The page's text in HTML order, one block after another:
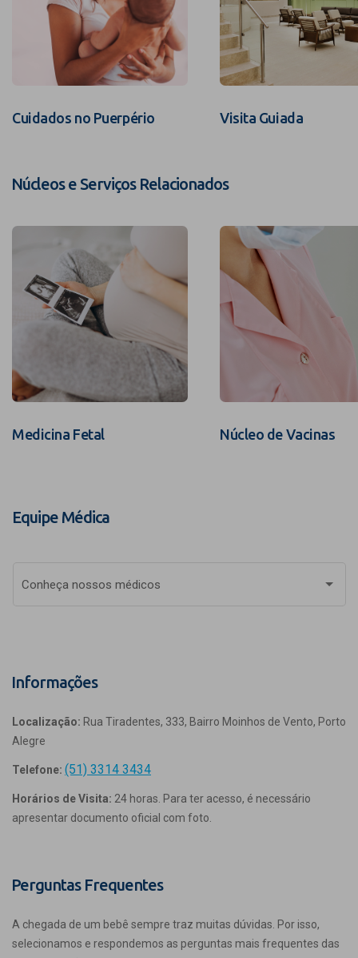
Cuidados no Puerpério Visita Guiada
Núcleos e Serviços Relacionados
Medicina Fetal Núcleo de Vacinas
Equipe Médica
Conheça nossos médicos
Informações
Localização: Rua Tiradentes, 333, Bairro Moinhos de Vento, Porto
Alegre
Telefone: (51) 3314 3434
Horários de Visita: 24 horas. Para ter acesso, é necessário
apresentar documento oficial com foto.
Perguntas Frequentes
A chegada de um bebê sempre traz muitas dúvidas. Por isso,
selecionamos e respondemos as perguntas mais frequentes das